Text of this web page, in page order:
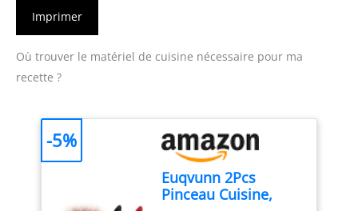
Imprimer
Où trouver le matériel de cuisine nécessaire pour ma
recette ?
Euqvunn 2Pcs
Pinceau Cuisine,
-5%